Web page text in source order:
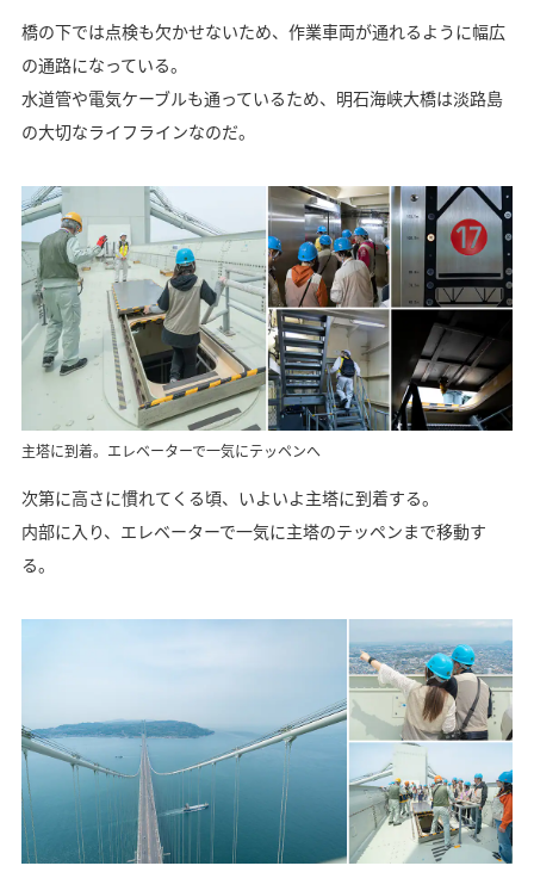
橋の下では点検も欠かせないため、作業車両が通れるように幅広
の通路になっている。
水道管や電気ケーブルも通っているため、明石海峡大橋は淡路島
の大切なライフラインなのだ。
主塔に到着。エレベーターで一気にテッペンへ
次第に高さに慣れてくる頃、いよいよ主塔に到着する。
内部に入り、エレベーターで一気に主塔のテッペンまで移動す
る。